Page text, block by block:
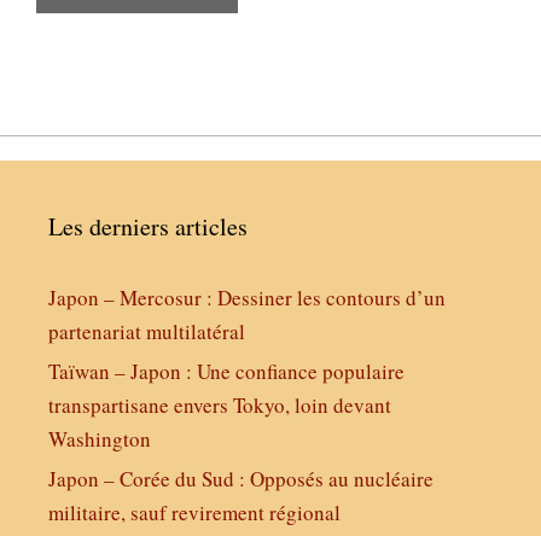
Les derniers articles
Japon – Mercosur : Dessiner les contours d’un
partenariat multilatéral
Taïwan – Japon : Une confiance populaire
transpartisane envers Tokyo, loin devant
Washington
Japon – Corée du Sud : Opposés au nucléaire
militaire, sauf revirement régional